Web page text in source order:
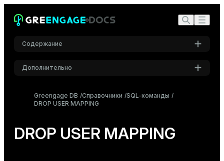
Содержание
Синтаксис
Параметры
Дополнительно
Greengage DB Справочники SQL-команды
DROP USER MAPPING
DROP USER MAPPING